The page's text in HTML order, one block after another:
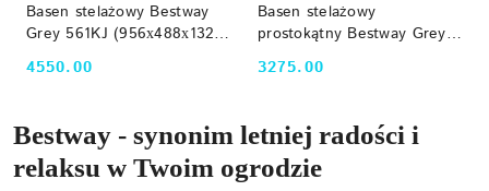
Basen stelażowy Bestway
Grey 561KJ (956х488х132
cm) z filtrem piaskowym,
pokrywą i drabinką Bestway
Cena:
4550.00
Basen stelażowy
prostokątny Bestway Grey
561KG (732х366х132 cm) z
filtrem piaskowym, pokrywą i
Cena:
3275.00
Bestway - synonim letniej radości i
relaksu w Twoim ogrodzie